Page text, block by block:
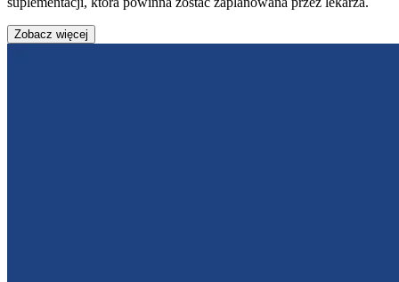
Zobacz więcej